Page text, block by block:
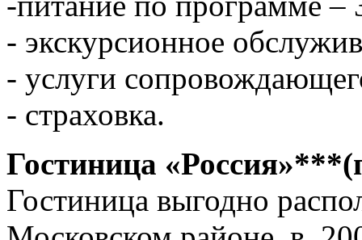
- экскурсионное
- услуги
- страховка.
Гостиница
Гостиница выгодно